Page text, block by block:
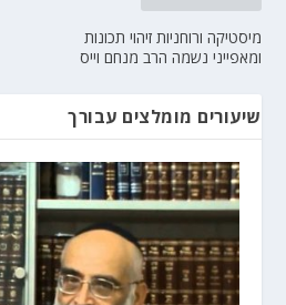
מיסטיקה ורוחניות זיהוי תכונות
ומאפייני נשמה הרב מנחם וייס
שיעורים מומלצים עבורך